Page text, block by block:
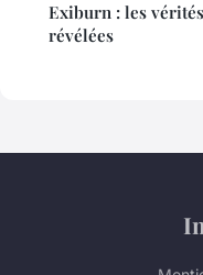
Exiburn : les
révélées